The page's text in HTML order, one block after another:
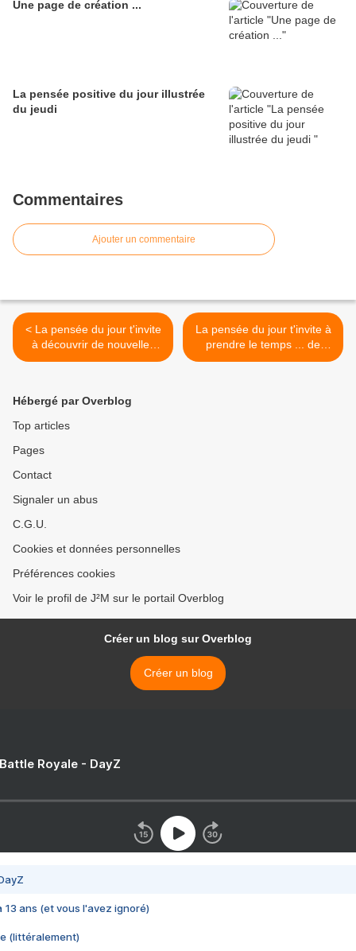
Une page de création ...
La pensée positive du jour illustrée
du jeudi
Commentaires
Ajouter un commentaire
< La pensée du jour t'invite
à découvrir de nouvelles
capacités...
La pensée du jour t'invite à
prendre le temps ... de
prendre le temps ... >
Hébergé par Overblog
Top articles
Pages
Contact
Signaler un abus
C.G.U.
Cookies et données personnelles
Préférences cookies
Voir le profil de J²M sur le portail Overblog
Créer un blog sur Overblog
Créer un blog
Royale - DayZ
13 ans (et vous l'avez ignoré)
(littéralement)